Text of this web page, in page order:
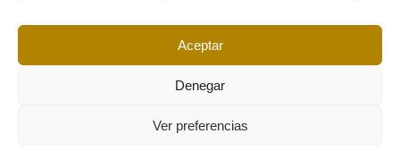
Aceptar
Denegar
Ver preferencias